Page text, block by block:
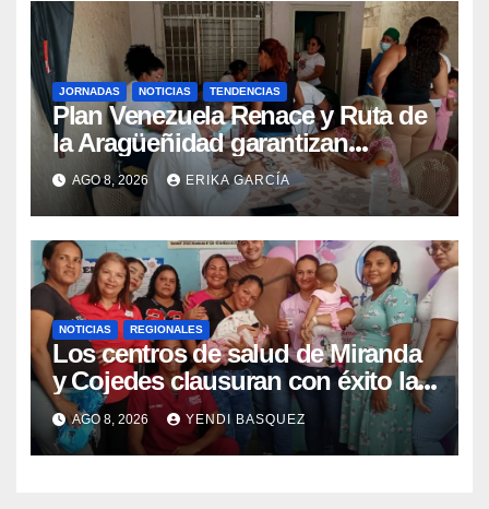
JORNADAS NOTICIAS TENDENCIAS
Plan Venezuela Renace y Ruta de
la Aragüeñidad garantizan
atención médica integral en
Aragua
AGO 8, 2026 ERIKA GARCÍA
NOTICIAS REGIONALES
Los centros de salud de Miranda
y Cojedes clausuran con éxito la
Semana Mundial de la Lactancia
Materna
AGO 8, 2026 YENDI BASQUEZ